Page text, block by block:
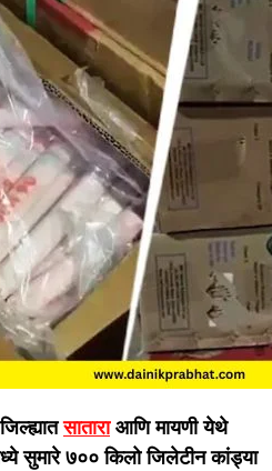
साताराआणि मायणी येथे
सुमारे ७०० किलो जिलेटीन कांड्या